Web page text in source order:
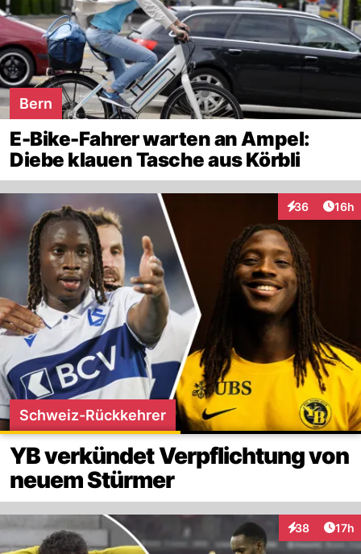
Bern
E-Bike-Fahrer warten an Ampel:
Diebe klauen Tasche aus Körbli
36
Interaktionen
16h
Schweiz-Rückkehrer
YB verkündet Verpflichtung von
neuem Stürmer
38
Interaktionen
17h